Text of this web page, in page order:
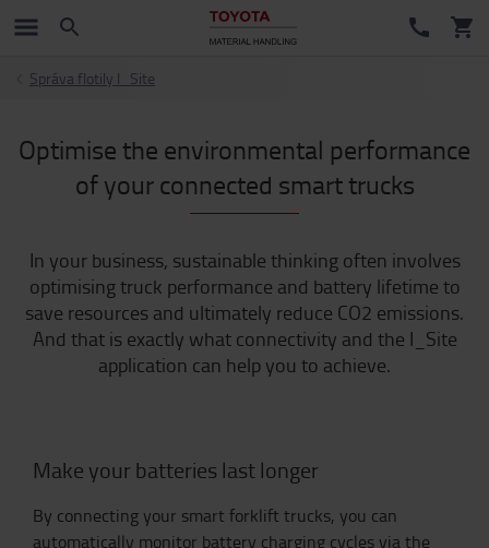
Správa flotily I_Site
Optimise the environmental performance
of your connected smart trucks
In your business, sustainable thinking often involves
optimising truck performance and battery lifetime to
save resources and ultimately reduce CO2 emissions.
And that is exactly what connectivity and the I_Site
application can help you to achieve.
Make your batteries last longer
By connecting your smart forklift trucks, you can
automatically monitor battery charging cycles via the